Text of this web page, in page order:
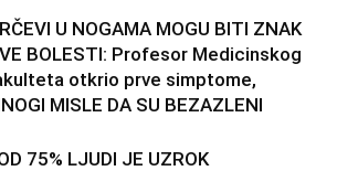
U NOGAMA MOGU BITI ZNAK
BOLESTI: Profesor Medicinskog
otkrio prve simptome,
MISLE DA SU BEZAZLENI
75% LJUDI JE UZROK